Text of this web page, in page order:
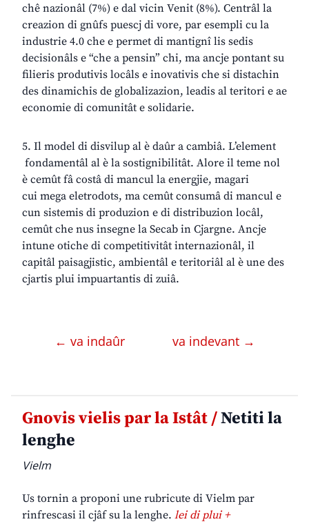
chê nazionâl (7%) e dal vicin Venit (8%). Centrâl la
creazion di gnûfs puescj di vore, par esempli cu la
industrie 4.0 che e permet di mantignî lis sedis
decisionâls e “che a pensin” chi, ma ancje pontant su
filieris produtivis locâls e inovativis che si distachin
des dinamichis de globalizazion, leadis al teritori e ae
economie di comunitât e solidarie.
5. Il model di disvilup al è daûr a cambiâ. L’element
fondamentâl al è la sostignibilitât. Alore il teme nol
è cemût fâ costâ di mancul la energjie, magari
cui mega eletrodots, ma cemût consumâ di mancul e
cun sistemis di produzion e di distribuzion locâl,
cemût che nus insegne la Secab in Cjargne. Ancje
intune otiche di competitivitât internazionâl, il
capitâl paisagjistic, ambientâl e teritoriâl al è une des
cjartis plui impuartantis di zuiâ.
← va indaûr va indevant →
Gnovis vielis par la Istât /Netiti la
lenghe
Vielm
Us tornin a proponi une rubricute di Vielm par
rinfrescasi il cjâf su la lenghe. lei di plui +